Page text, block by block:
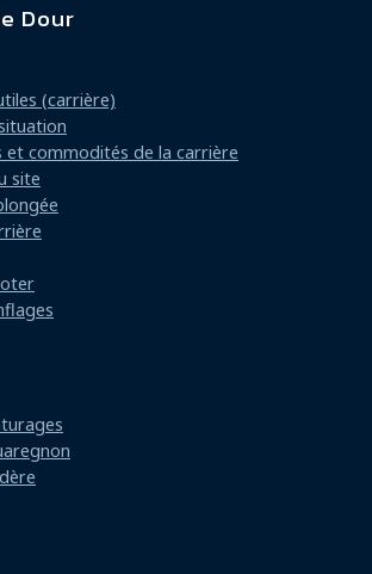
Dour
(carrière)
et commodités de la carrière
site